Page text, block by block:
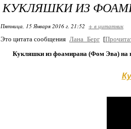
КУКЛЯШКИ ИЗ
Пятница, 15 Января 2016 г. 21:52 + в цитатник
Это цитата сообщения Лана_Берг [
Кукляшки из фоамирана (Фом Эва) на